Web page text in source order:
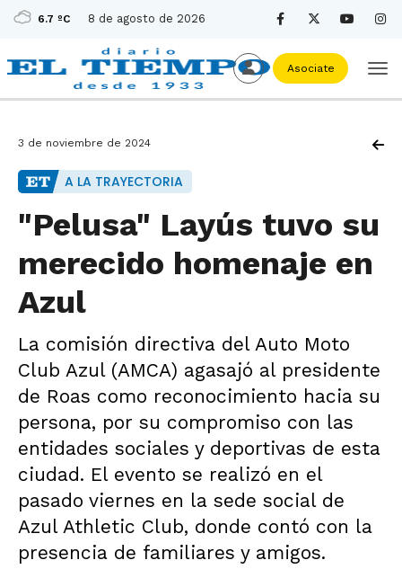
6.7 ºC 8 de agosto de 2026
Asociate
3 de noviembre de 2024
A LA TRAYECTORIA
"Pelusa" Layús tuvo su
merecido homenaje en
Azul
La comisión directiva del Auto Moto
Club Azul (AMCA) agasajó al presidente
de Roas como reconocimiento hacia su
persona, por su compromiso con las
entidades sociales y deportivas de esta
ciudad. El evento se realizó en el
pasado viernes en la sede social de
Azul Athletic Club, donde contó con la
presencia de familiares y amigos.